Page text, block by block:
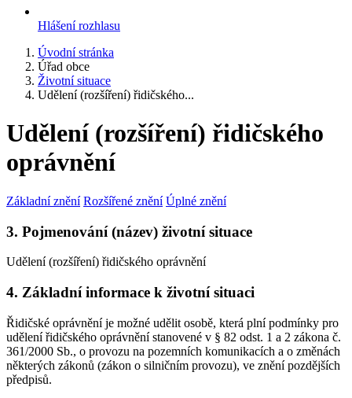
Hlášení rozhlasu
Úvodní stránka
Úřad obce
Životní situace
Udělení (rozšíření) řidičského...
Udělení (rozšíření) řidičského
oprávnění
Základní znění Rozšířené znění Úplné znění
3. Pojmenování (název) životní situace
Udělení (rozšíření) řidičského oprávnění
4. Základní informace k životní situaci
Řidičské oprávnění je možné udělit osobě, která plní podmínky pro
udělení řidičského oprávnění stanovené v § 82 odst. 1 a 2 zákona č.
361/2000 Sb., o provozu na pozemních komunikacích a o změnách
některých zákonů (zákon o silničním provozu), ve znění pozdějších
předpisů.